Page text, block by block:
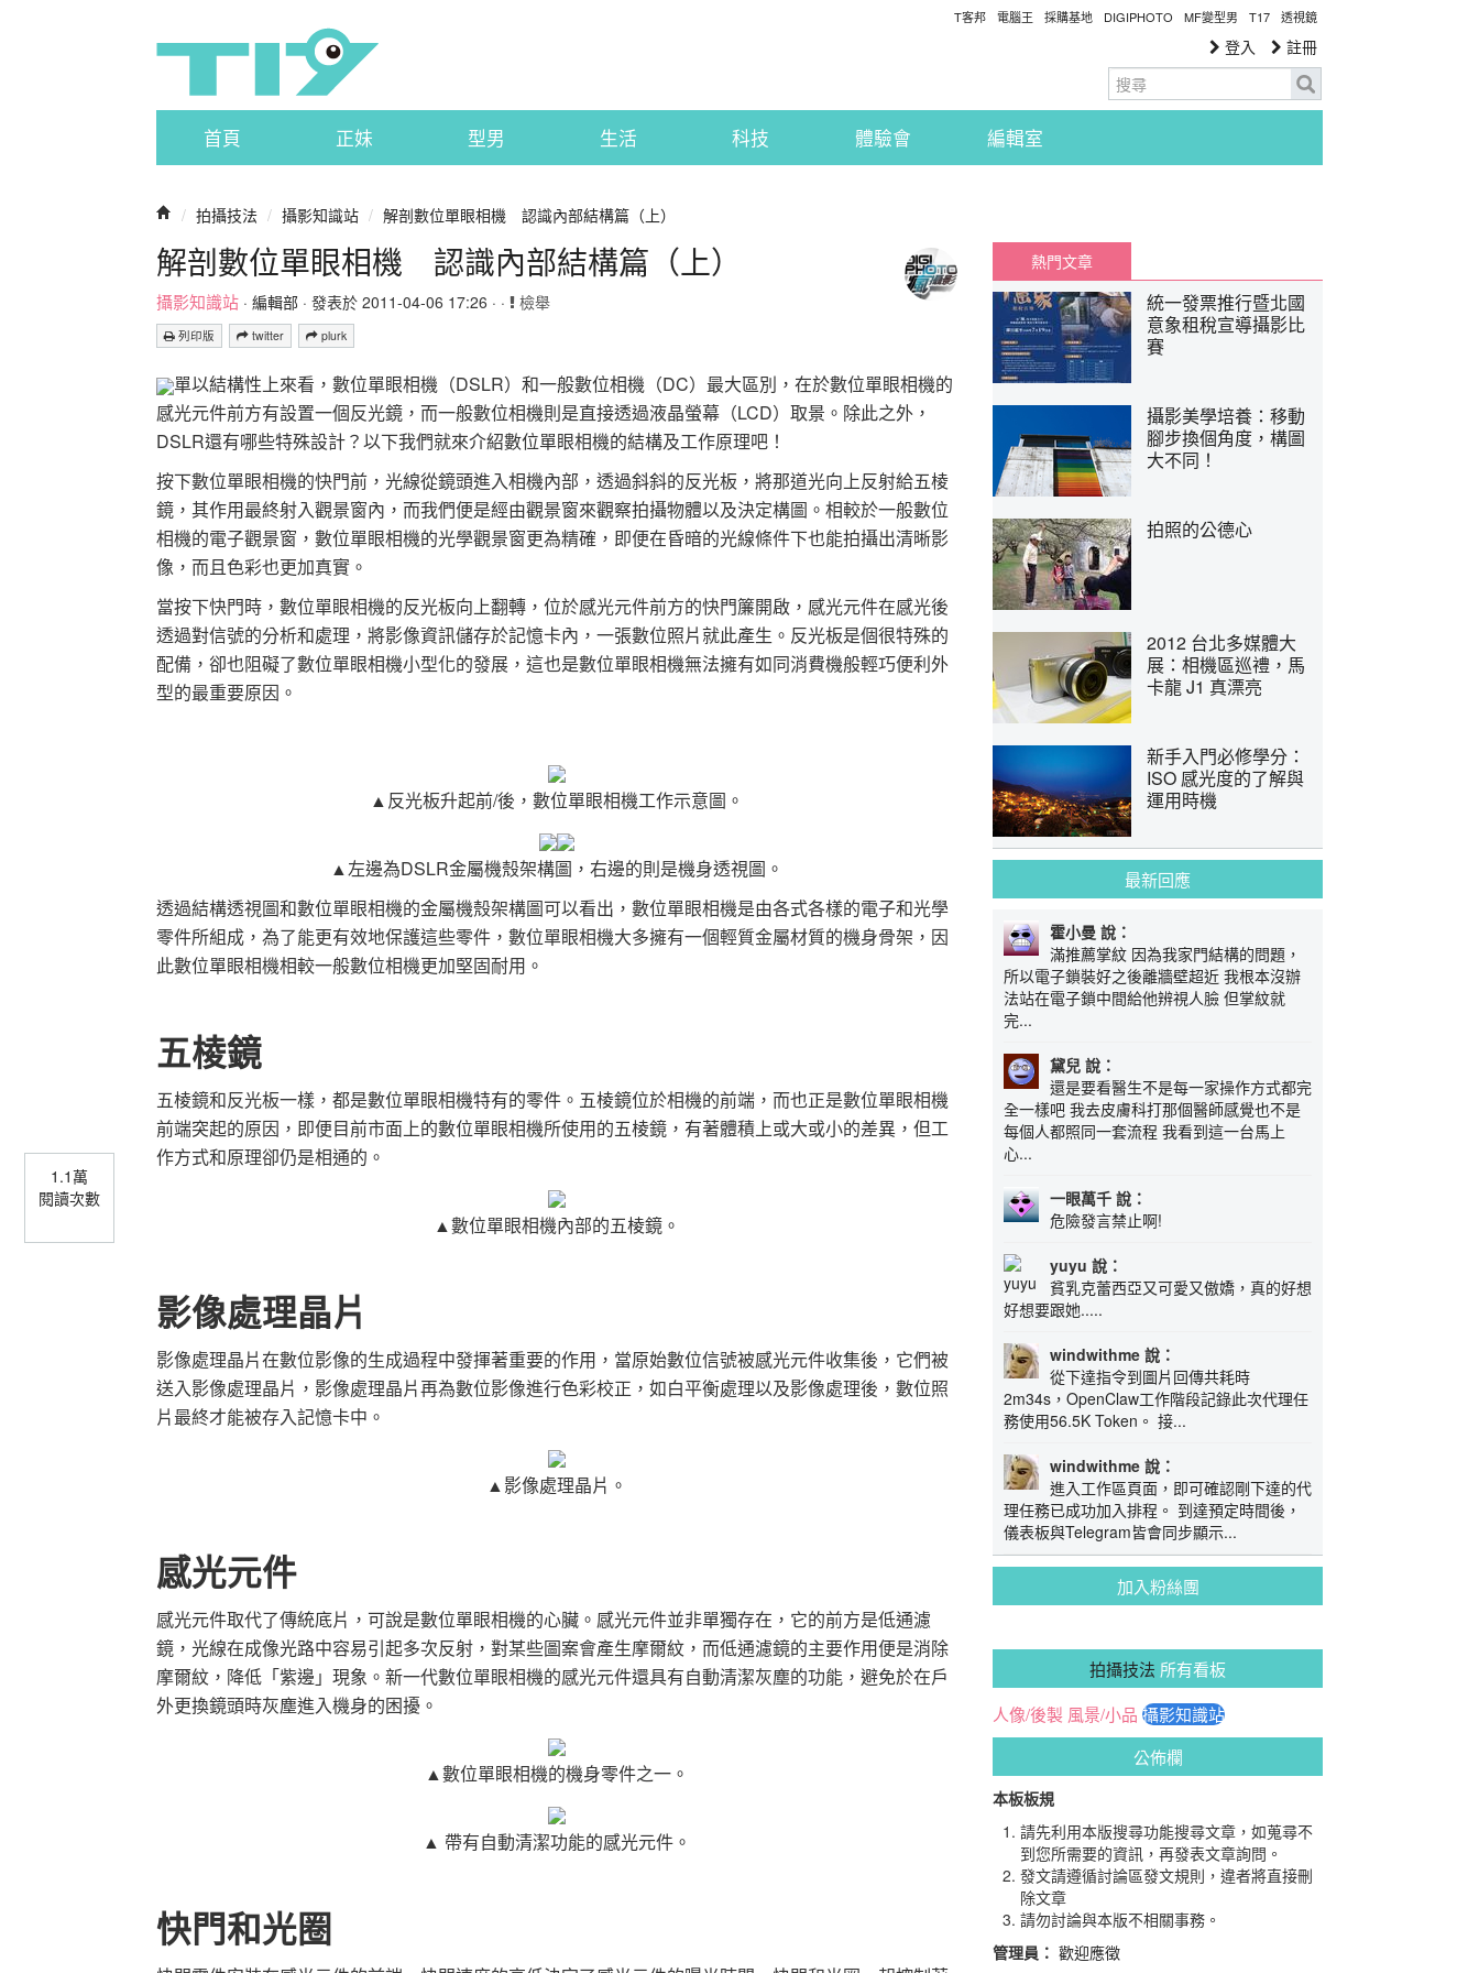
T客邦 電腦王 採購基地 DIGIPHOTO MF變型男 T17 透視鏡
登入 註冊
首頁 正妹 型男 生活 科技 體驗會 編輯室
/ 拍攝技法 / 攝影知識站 / 解剖數位單眼相機 認識內部結構篇（上）
解剖數位單眼相機 認識內部結構篇（上）
攝影知識站 · 編輯部 · 發表於 2011-04-06 17:26 · · 檢舉
列印版 twitter plurk
1.1萬
閱讀次數
單以結構性上來看，數位單眼相機（DSLR）和一般數位相機（DC）最大區別，在於數位單眼相機的
感光元件前方有設置一個反光鏡，而一般數位相機則是直接透過液晶螢幕（LCD）取景。除此之外，
DSLR還有哪些特殊設計？以下我們就來介紹數位單眼相機的結構及工作原理吧！
按下數位單眼相機的快門前，光線從鏡頭進入相機內部，透過斜斜的反光板，將那道光向上反射給五棱
鏡，其作用最終射入觀景窗內，而我們便是經由觀景窗來觀察拍攝物體以及決定構圖。相較於一般數位
相機的電子觀景窗，數位單眼相機的光學觀景窗更為精確，即便在昏暗的光線條件下也能拍攝出清晰影
像，而且色彩也更加真實。
當按下快門時，數位單眼相機的反光板向上翻轉，位於感光元件前方的快門簾開啟，感光元件在感光後
透過對信號的分析和處理，將影像資訊儲存於記憶卡內，一張數位照片就此產生。反光板是個很特殊的
配備，卻也阻礙了數位單眼相機小型化的發展，這也是數位單眼相機無法擁有如同消費機般輕巧便利外
型的最重要原因。
▲反光板升起前/後，數位單眼相機工作示意圖。
▲左邊為DSLR金屬機殼架構圖，右邊的則是機身透視圖。
透過結構透視圖和數位單眼相機的金屬機殼架構圖可以看出，數位單眼相機是由各式各樣的電子和光學
零件所組成，為了能更有效地保護這些零件，數位單眼相機大多擁有一個輕質金屬材質的機身骨架，因
此數位單眼相機相較一般數位相機更加堅固耐用。
五棱鏡
五棱鏡和反光板一樣，都是數位單眼相機特有的零件。五棱鏡位於相機的前端，而也正是數位單眼相機
前端突起的原因，即便目前市面上的數位單眼相機所使用的五棱鏡，有著體積上或大或小的差異，但工
作方式和原理卻仍是相通的。
▲數位單眼相機內部的五棱鏡。
影像處理晶片
影像處理晶片在數位影像的生成過程中發揮著重要的作用，當原始數位信號被感光元件收集後，它們被
送入影像處理晶片，影像處理晶片再為數位影像進行色彩校正，如白平衡處理以及影像處理後，數位照
片最終才能被存入記憶卡中。
▲影像處理晶片。
感光元件
感光元件取代了傳統底片，可說是數位單眼相機的心臟。感光元件並非單獨存在，它的前方是低通濾
鏡，光線在成像光路中容易引起多次反射，對某些圖案會產生摩爾紋，而低通濾鏡的主要作用便是消除
摩爾紋，降低「紫邊」現象。新一代數位單眼相機的感光元件還具有自動清潔灰塵的功能，避免於在戶
外更換鏡頭時灰塵進入機身的困擾。
▲數位單眼相機的機身零件之一。
▲ 帶有自動清潔功能的感光元件。
快門和光圈
熱門文章
統一發票推行暨北國
意象租稅宣導攝影比
賽
攝影美學培養：移動
腳步換個角度，構圖
大不同！
拍照的公德心
2012 台北多媒體大
展：相機區巡禮，馬
卡龍 J1 真漂亮
新手入門必修學分：
ISO 感光度的了解與
運用時機
最新回應
霍小曼 說：
滿推薦掌紋 因為我家門結構的問題，
所以電子鎖裝好之後離牆壁超近 我根本沒辦
法站在電子鎖中間給他辨視人臉 但掌紋就
完...
黛兒 說：
還是要看醫生不是每一家操作方式都完
全一樣吧 我去皮膚科打那個醫師感覺也不是
每個人都照同一套流程 我看到這一台馬上
心...
一眼萬千 說：
危險發言禁止啊!
yuyu 說：
貧乳克蕾西亞又可愛又傲嬌，真的好想
好想要跟她.....
windwithme 說：
從下達指令到圖片回傳共耗時
2m34s，OpenClaw工作階段記錄此次代理任
務使用56.5K Token。 接...
windwithme 說：
進入工作區頁面，即可確認剛下達的代
理任務已成功加入排程。 到達預定時間後，
儀表板與Telegram皆會同步顯示...
加入粉絲團
拍攝技法 所有看板
人像/後製 風景/小品 攝影知識站
公佈欄
本板板規
請先利用本版搜尋功能搜尋文章，如蒐尋不
到您所需要的資訊，再發表文章詢問。
發文請遵循討論區發文規則，違者將直接刪
除文章
請勿討論與本版不相關事務。
管理員： 歡迎應徵